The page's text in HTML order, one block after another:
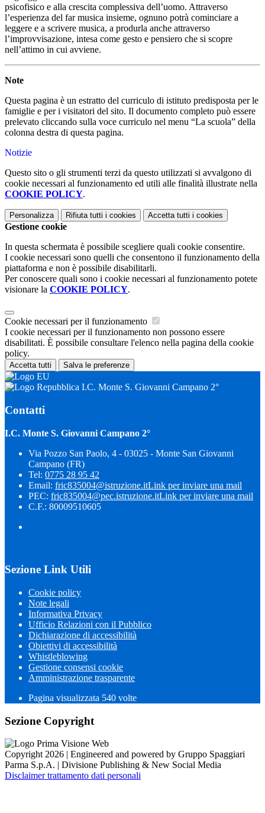
psicofisico e alla crescita complessiva dell’uomo. Attraverso
l’esperienza del far musica insieme, ognuno potrà cominciare a
leggere e a scrivere musica, a produrla anche attraverso
l’improvvisazione, intesa come gesto e pensiero che si scopre
nell’attimo in cui avviene.
Note
Questa pagina è un estratto del curriculo di istituto predisposta per le
famiglie e per i visitatori del sito. Il documento completo può essere
prelevato cliccando sulla voce curriculo nel menu “La scuola” della
colonna destra di questa pagina.
Notizie
Questo sito o gli strumenti terzi da questo utilizzati si avvalgono di
cookie necessari al funzionamento ed utili alle finalità illustrate nella
COOKIE POLICY.
Personalizza Rifiuta tutti i cookies Accetta tutti i cookies
Gestione cookie
In questa schermata è possibile scegliere quali cookie consentire.
I cookie necessari sono quelli che consentono il funzionamento della
piattaforma e non è possibile disabilitarli.
Per conoscere quali sono i cookie necessari al funzionamento potete
visionare la COOKIE POLICY.
Cookie necessari per il funzionamento
I cookie necessari per il funzionamento non possono essere
disabilitati. È possibile consultare l'elenco nella pagina della cookie
policy.
Accetta tutti Salva le preferenze
I.C. Monte S. Giovanni Campano 2°
Contatti
I.C. Monte S. Giovanni Campano 2°
Via Pozzo San Paolo, 4 - 03025 - Monte San Giovanni
Campano (FR)
Tel: 0775 28 95 42
Email: fric835004@istruzione.itLink per inviare una mail
PEC: fric835004@pec.istruzione.itLink per inviare una mail
C.F.: 80009510605
Sezione Link Utili
Cookie policy
Note legali
Informativa Privacy
Ufficio Relazioni con il Pubblico
Dichiarazione di accessibilità
Obiettivi di accessibilità
Whistleblowing
Gestione consensi cookie
Amministrazione trasparente
Pagina visualizzata 540 volte
Sezione Copyright
Copyright 2026 | Engineered and powered by Gruppo Spaggiari
Parma S.p.A. | Divisione Publishing & New Social Media
Disclaimer trattamento dati personali